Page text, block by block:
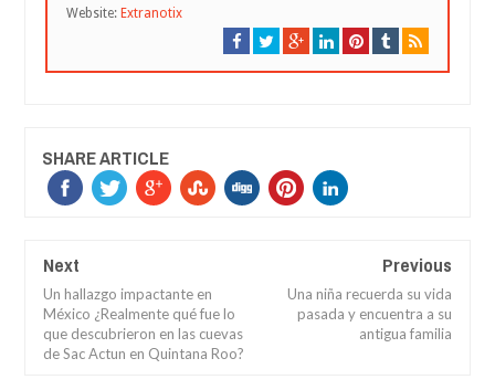
Website: Extranotix
SHARE ARTICLE
Next
Un hallazgo impactante en
México ¿Realmente qué fue lo
que descubrieron en las cuevas
de Sac Actun en Quintana Roo?
Previous
Una niña recuerda su vida
pasada y encuentra a su
antigua familia